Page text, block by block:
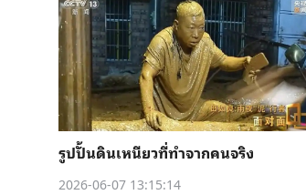
รูปปั้นดินเหนียวที่ทำจากคนจริง
2026-06-07 13:15:14